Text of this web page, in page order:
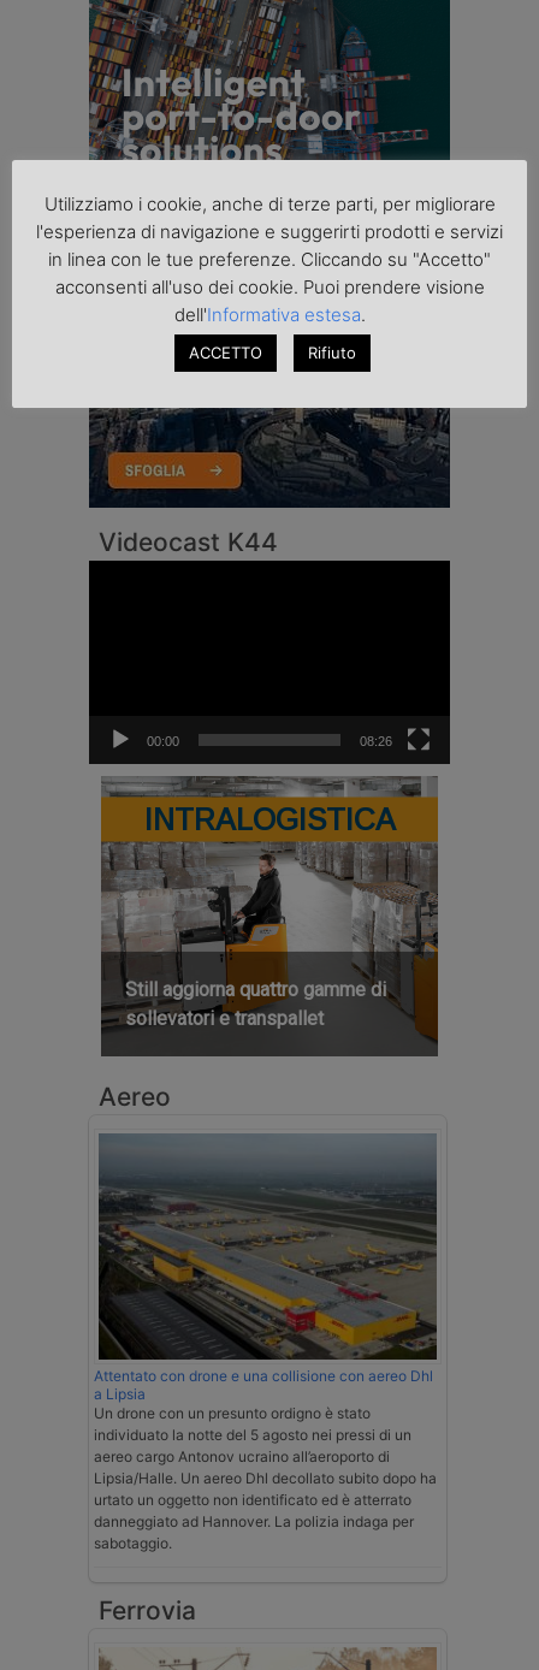
Videocast K44
00:00 08:26
INTRALOGISTICA
Still aggiorna quattro gamme di
sollevatori e transpallet
Aereo
Attentato con drone e una collisione con aereo Dhl
a Lipsia
Un drone con un presunto ordigno è stato
individuato la notte del 5 agosto nei pressi di un
aereo cargo Antonov ucraino all’aeroporto di
Lipsia/Halle. Un aereo Dhl decollato subito dopo ha
urtato un oggetto non identificato ed è atterrato
danneggiato ad Hannover. La polizia indaga per
sabotaggio.
Ferrovia
Utilizziamo i cookie, anche di terze parti, per migliorare
l'esperienza di navigazione e suggerirti prodotti e servizi
in linea con le tue preferenze. Cliccando su "Accetto"
acconsenti all'uso dei cookie. Puoi prendere visione
dell'Informativa estesa.
ACCETTO Rifiuto